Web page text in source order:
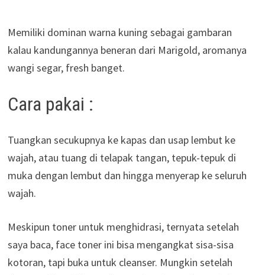
Memiliki dominan warna kuning sebagai gambaran
kalau kandungannya beneran dari Marigold, aromanya
wangi segar, fresh banget.
Cara pakai :
Tuangkan secukupnya ke kapas dan usap lembut ke
wajah, atau tuang di telapak tangan, tepuk-tepuk di
muka dengan lembut dan hingga menyerap ke seluruh
wajah.
Meskipun toner untuk menghidrasi, ternyata setelah
saya baca, face toner ini bisa mengangkat sisa-sisa
kotoran, tapi buka untuk cleanser. Mungkin setelah